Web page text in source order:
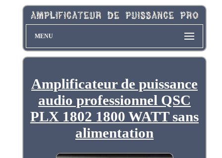
MENU
Amplificateur de puissance
audio professionnel QSC
PLX 1802 1800 WATT sans
alimentation